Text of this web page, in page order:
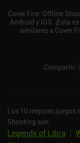
Cover Fire: Offline
Android y iOS. ¡Esta
similares a Cover
Compartir:
Los 10 mejores juegos
Shooting son:
Legends of Libra